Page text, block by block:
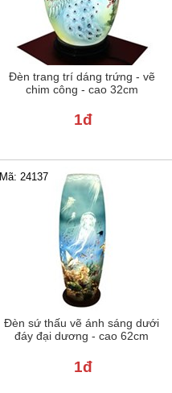
Đèn trang trí dáng trứng - vẽ
chim công - cao 32cm
1đ
Đèn sứ thấu vẽ ánh sáng dưới
đáy đại dương - cao 62cm
Mã: 24137
1đ